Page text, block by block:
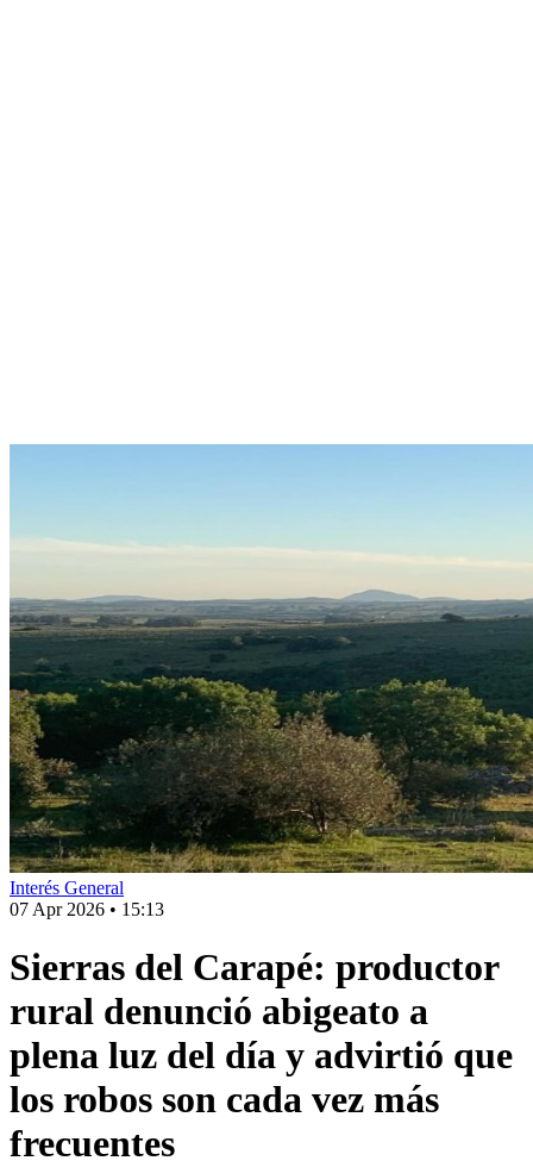
Interés General
07 Apr 2026 • 15:13
Sierras del Carapé: productor
rural denunció abigeato a
plena luz del día y advirtió que
los robos son cada vez más
frecuentes